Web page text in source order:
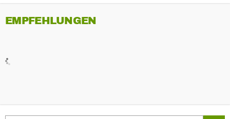
EMPFEHLUNGEN